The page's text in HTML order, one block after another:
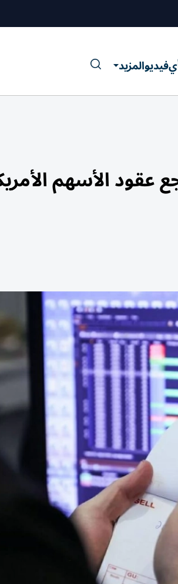
فيديوالمزيد
عقود الأسهم